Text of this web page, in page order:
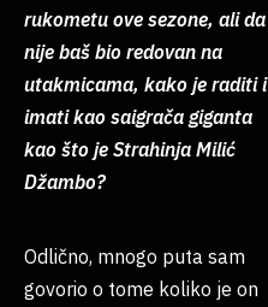
rukometu ove sezone, ali da
nije baš bio redovan na
utakmicama, kako je raditi i
imati kao saigrača giganta
kao što je Strahinja Milić
Džambo?
Odlično, mnogo puta sam
govorio o tome koliko je on